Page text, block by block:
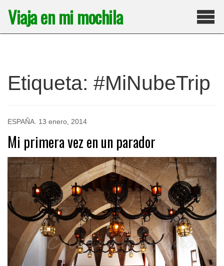
contenido
Viaja en mi mochila
Etiqueta: #MiNubeTrip
ESPAÑA 13 enero, 2014
Mi primera vez en un parador